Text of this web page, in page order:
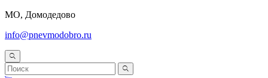
МО, Домодедово
info@pnevmodobro.ru